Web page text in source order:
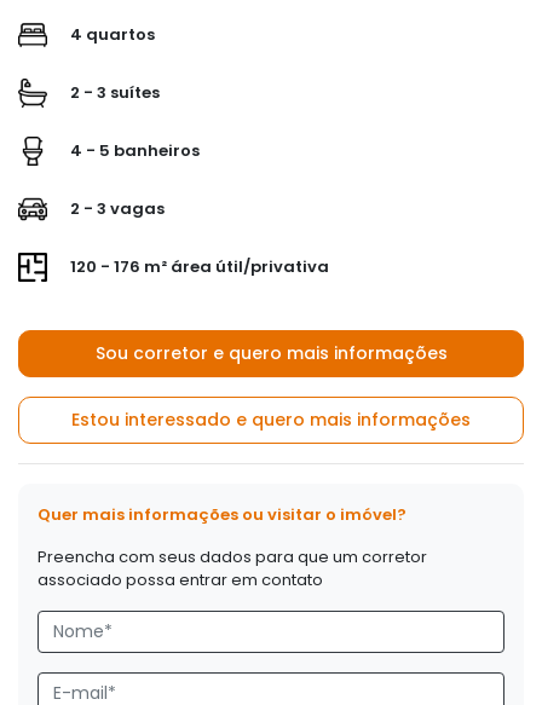
4 quartos
2 - 3 suítes
4 - 5 banheiros
2 - 3 vagas
120 - 176 m² área útil/privativa
Sou corretor e quero mais informações
Estou interessado e quero mais informações
Quer mais informações ou visitar o imóvel?
Preencha com seus dados para que um corretor
associado possa entrar em contato